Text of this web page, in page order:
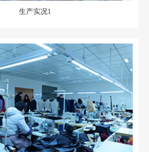
生产实况1